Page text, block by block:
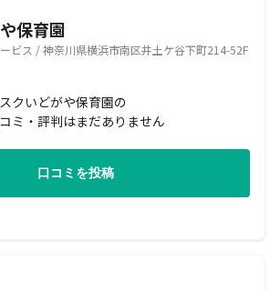
保育園
ビス / 神奈川県横浜市南区井土ケ谷下町214-52F
クいどがや保育園の
ミ・評判はまだありません
口コミを投稿